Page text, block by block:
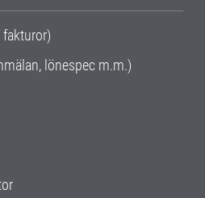
fakturor)
lönespec m.m.)